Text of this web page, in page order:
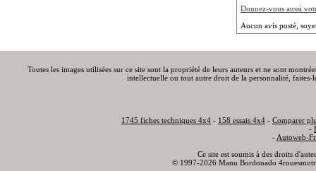
Donnez-vous aussi
Aucun avis posté,
Toutes les images utilisées sur ce site sont la propriété de leurs auteurs et ne sont
intellectuelle ou tout autre droit de la personnalité,
1745 fiches techniques 4x4 - 158 essais 4x4 - Comparer
-
- Autoweb-
Ce site est soumis à des droits
© 1997-2026 Manu Bordonado